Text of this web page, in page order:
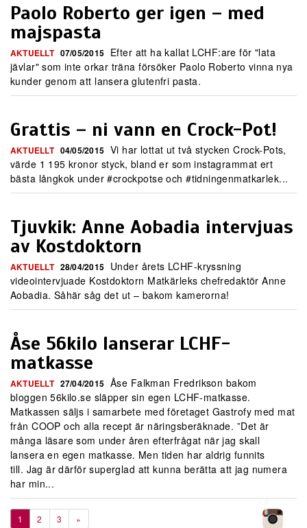
Paolo Roberto ger igen – med
majspasta
AKTUELLT 07/05/2015 Efter att ha kallat LCHF:are för "lata
jävlar" som inte orkar träna försöker Paolo Roberto vinna nya
kunder genom att lansera glutenfri pasta.
Grattis – ni vann en Crock-Pot!
AKTUELLT 04/05/2015 Vi har lottat ut två stycken Crock-Pots,
värde 1 195 kronor styck, bland er som instagrammat ert
bästa långkok under #crockpotse och #tidningenmatkarlek...
Tjuvkik: Anne Aobadia intervjuas
av Kostdoktorn
AKTUELLT 28/04/2015 Under årets LCHF-kryssning
videointervjuade Kostdoktorn Matkärleks chefredaktör Anne
Aobadia. Såhär såg det ut – bakom kamerorna!
Åse 56kilo lanserar LCHF-
matkasse
AKTUELLT 27/04/2015 Åse Falkman Fredrikson bakom
bloggen 56kilo.se släpper sin egen LCHF-matkasse.
Matkassen säljs i samarbete med företaget Gastrofy med mat
från COOP och alla recept är näringsberäknade. ”Det är
många läsare som under åren efterfrågat när jag skall
lansera en egen matkasse. Men tiden har aldrig funnits
till. Jag är därför superglad att kunna berätta att jag numera
har min...
1 2 3 »